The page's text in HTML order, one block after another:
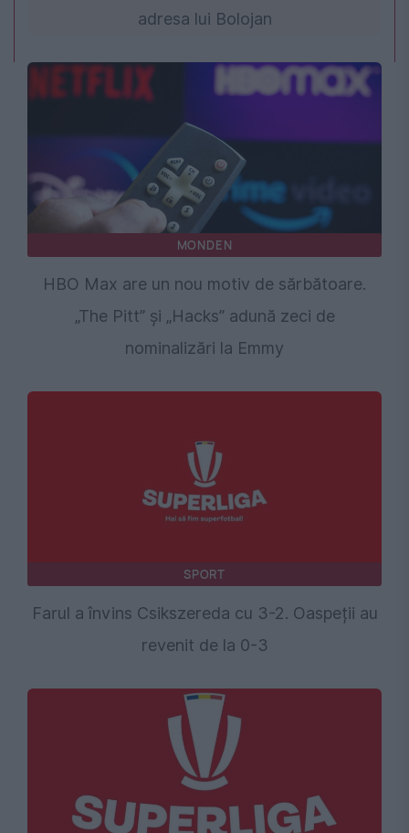
adresa lui Bolojan
MONDEN
HBO Max are un nou motiv de sărbătoare.
„The Pitt” și „Hacks” adună zeci de
nominalizări la Emmy
SPORT
Farul a învins Csikszereda cu 3-2. Oaspeții au
revenit de la 0-3